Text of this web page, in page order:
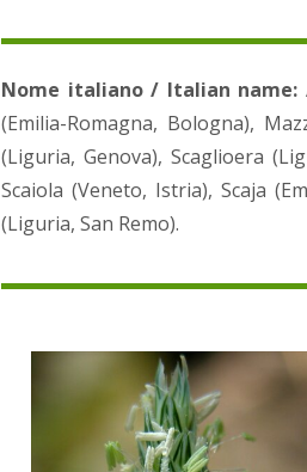
Nome italiano / Italian name:
(Emilia-Romagna, Bologna),
(Liguria, Genova), Scaglioera
Scaiola (Veneto, Istria), Scaja
(Liguria, San Remo).